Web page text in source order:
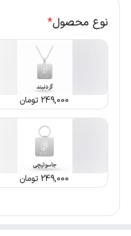
نوع محصول*
249,000 تومان
249,000 تومان